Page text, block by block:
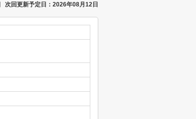
次回更新予定日：2026年08月12日